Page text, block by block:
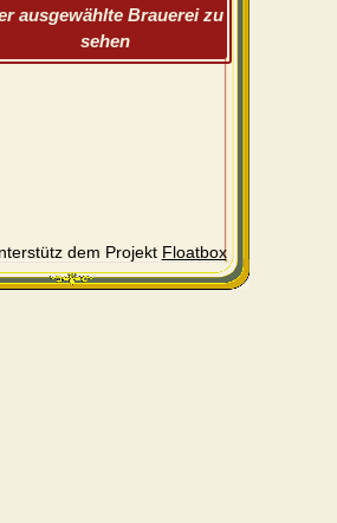
ausgewählte Brauerei zu
sehen
dem Projekt Floatbox